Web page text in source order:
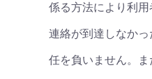
係る方法により利
連絡が到達しなか
任を負いません。